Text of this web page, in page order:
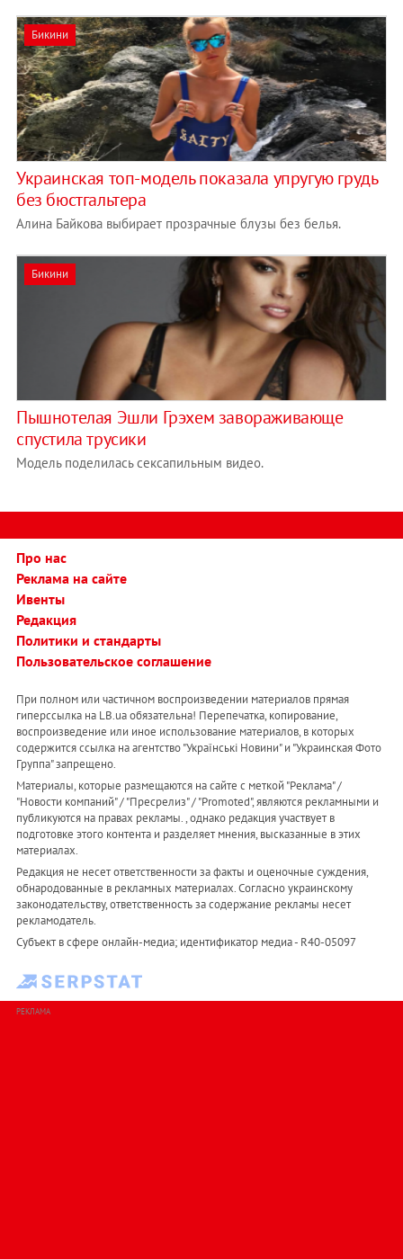
Бикини
Украинская топ-модель показала упругую грудь
без бюстгальтера
Алина Байкова выбирает прозрачные блузы без белья.
Бикини
Пышнотелая Эшли Грэхем завораживающе
спустила трусики
Модель поделилась сексапильным видео.
Про нас
Реклама на сайте
Ивенты
Редакция
Политики и стандарты
Пользовательское соглашение
При полном или частичном воспроизведении материалов прямая
гиперссылка на LB.ua обязательна! Перепечатка, копирование,
воспроизведение или иное использование материалов, в которых
содержится ссылка на агентство "Українськi Новини" и "Украинская Фото
Группа" запрещено.
Материалы, которые размещаются на сайте с меткой "Реклама" /
"Новости компаний" / "Пресрелиз" / "Promoted", являются рекламными и
публикуются на правах рекламы. , однако редакция участвует в
подготовке этого контента и разделяет мнения, высказанные в этих
материалах.
Редакция не несет ответственности за факты и оценочные суждения,
обнародованные в рекламных материалах. Согласно украинскому
законодательству, ответственность за содержание рекламы несет
рекламодатель.
Субъект в сфере онлайн-медиа; идентификатор медиа - R40-05097
РЕКЛАМА